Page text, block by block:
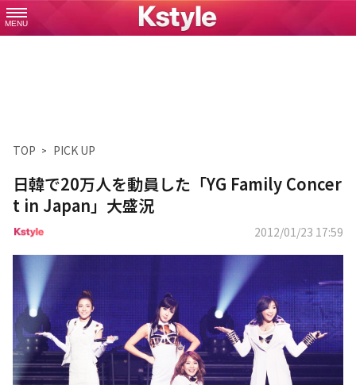
MENU
TOP PICK UP
日韓で20万人を動員した「YG Family Concer
t in Japan」大盛況
2012/01/23 17:59